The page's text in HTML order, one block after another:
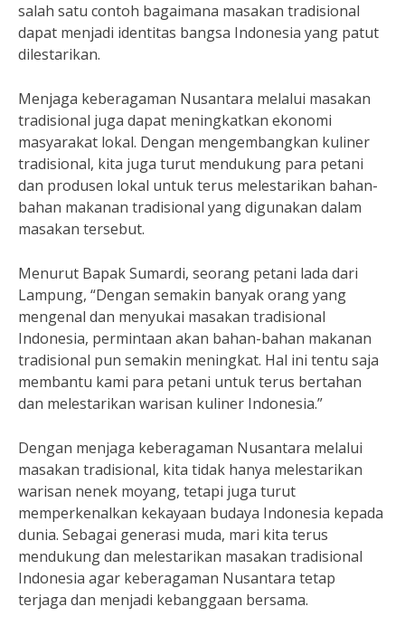
salah satu contoh bagaimana masakan tradisional
dapat menjadi identitas bangsa Indonesia yang patut
dilestarikan.
Menjaga keberagaman Nusantara melalui masakan
tradisional juga dapat meningkatkan ekonomi
masyarakat lokal. Dengan mengembangkan kuliner
tradisional, kita juga turut mendukung para petani
dan produsen lokal untuk terus melestarikan bahan-
bahan makanan tradisional yang digunakan dalam
masakan tersebut.
Menurut Bapak Sumardi, seorang petani lada dari
Lampung, “Dengan semakin banyak orang yang
mengenal dan menyukai masakan tradisional
Indonesia, permintaan akan bahan-bahan makanan
tradisional pun semakin meningkat. Hal ini tentu saja
membantu kami para petani untuk terus bertahan
dan melestarikan warisan kuliner Indonesia.”
Dengan menjaga keberagaman Nusantara melalui
masakan tradisional, kita tidak hanya melestarikan
warisan nenek moyang, tetapi juga turut
memperkenalkan kekayaan budaya Indonesia kepada
dunia. Sebagai generasi muda, mari kita terus
mendukung dan melestarikan masakan tradisional
Indonesia agar keberagaman Nusantara tetap
terjaga dan menjadi kebanggaan bersama.